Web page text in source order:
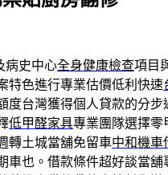
病史中心全身健康檢查項目
特色進行專業估價低利快速
度台灣獲得個人貸款的分
低甲醛家具專業團隊選擇零
轉土城當舖免留車中和機車
車也。借款條件超好談當舖